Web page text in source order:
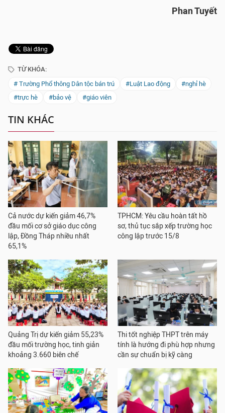
Phan Tuyết
TỪ KHÓA:
# Trường Phổ thông Dân tộc bán trú
#Luật Lao động
#nghỉ hè
#trực hè
#bảo vệ #giáo viên
TIN KHÁC
Cả nước dự kiến giảm 46,7%
đầu mối cơ sở giáo dục công
lập, Đồng Tháp nhiều nhất
65,1%
TPHCM: Yêu cầu hoàn tất hồ
sơ, thủ tục sắp xếp trường học
công lập trước 15/8
Quảng Trị dự kiến giảm 55,23%
đầu mối trường học, tinh giản
khoảng 3.660 biên chế
Thi tốt nghiệp THPT trên máy
tính là hướng đi phù hợp nhưng
cần sự chuẩn bị kỹ càng